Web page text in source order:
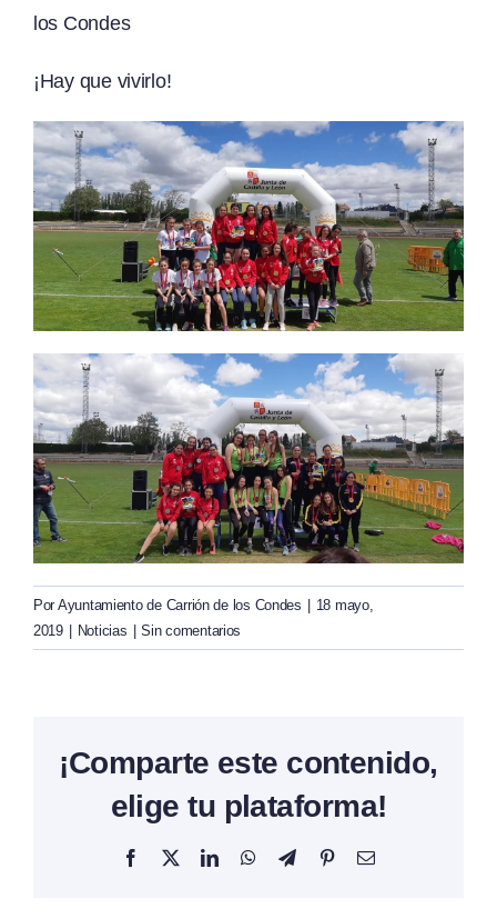
los Condes
¡Hay que vivirlo!
Por Ayuntamiento de Carrión de los Condes | 18 mayo,
2019 | Noticias | Sin comentarios
¡Comparte este contenido,
elige tu plataforma!
Facebook
X LinkedInWhatsAppTelegramPinterestCorreo